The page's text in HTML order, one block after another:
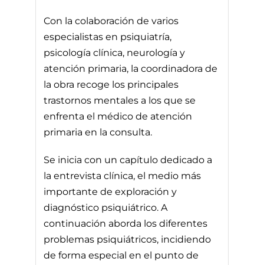
Con la colaboración de varios
especialistas en psiquiatría,
psicología clínica, neurología y
atención primaria, la coordinadora de
la obra recoge los principales
trastornos mentales a los que se
enfrenta el médico de atención
primaria en la consulta.
Se inicia con un capítulo dedicado a
la entrevista clínica, el medio más
importante de exploración y
diagnóstico psiquiátrico. A
continuación aborda los diferentes
problemas psiquiátricos, incidiendo
de forma especial en el punto de